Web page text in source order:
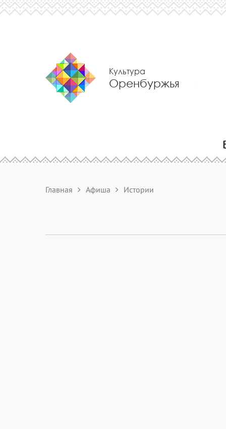
Культура
Оренбуржья
Главная Афиша Истории